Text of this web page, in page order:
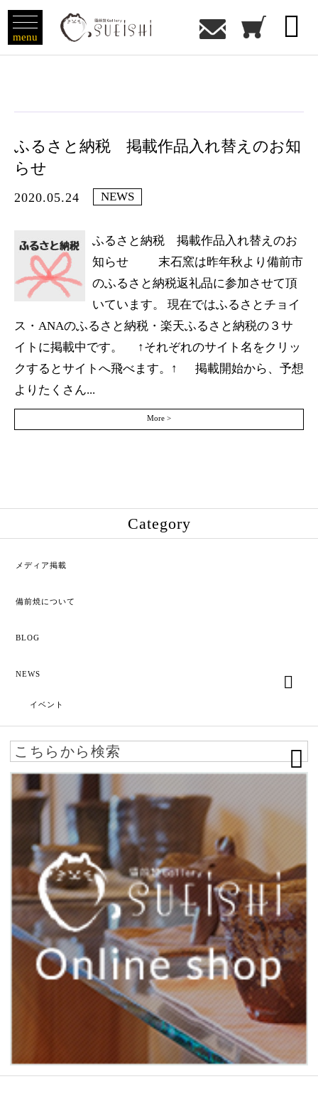
menu 
ふるさと納税 掲載作品入れ替えのお知
らせ
2020.05.24 NEWS
ふるさと納税 掲載作品入れ替えのお
知らせ 末石窯は昨年秋より備前市
のふるさと納税返礼品に参加させて頂
いています。 現在ではふるさとチョイ
ス・ANAのふるさと納税・楽天ふるさと納税の３サ
イトに掲載中です。 ↑それぞれのサイト名をクリッ
クするとサイトへ飛べます。↑ 掲載開始から、予想
よりたくさん...
More >
Category
メディア掲載
備前焼について
BLOG
NEWS
イベント